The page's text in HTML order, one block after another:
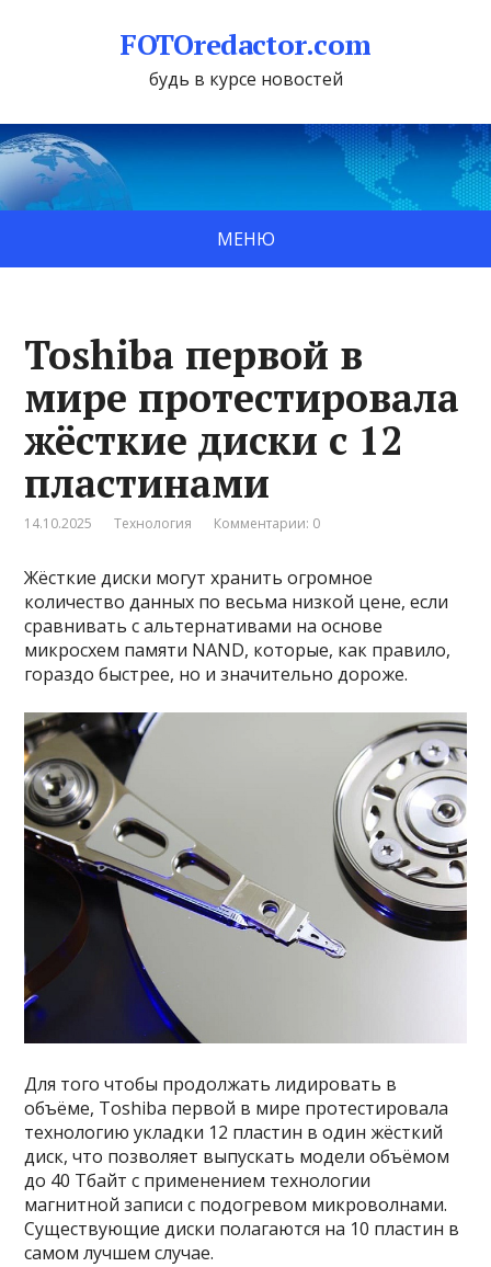
FOTOredactor.com
будь в курсе новостей
МЕНЮ
Toshiba первой в
мире протестировала
жёсткие диски с 12
пластинами
14.10.2025 Технология Комментарии: 0
Жёсткие диски могут хранить огромное
количество данных по весьма низкой цене, если
сравнивать с альтернативами на основе
микросхем памяти NAND, которые, как правило,
гораздо быстрее, но и значительно дороже.
Для того чтобы продолжать лидировать в
объёме, Toshiba первой в мире протестировала
технологию укладки 12 пластин в один жёсткий
диск, что позволяет выпускать модели объёмом
до 40 Тбайт с применением технологии
магнитной записи с подогревом микроволнами.
Существующие диски полагаются на 10 пластин в
самом лучшем случае.